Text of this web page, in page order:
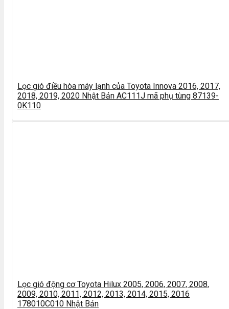
Lọc gió điều hòa máy lạnh của Toyota Innova 2016, 2017,
2018, 2019, 2020 Nhật Bản AC111J mã phụ tùng 87139-
0K110
Lọc gió động cơ Toyota Hilux 2005, 2006, 2007, 2008,
2009, 2010, 2011, 2012, 2013, 2014, 2015, 2016
178010C010 Nhật Bản